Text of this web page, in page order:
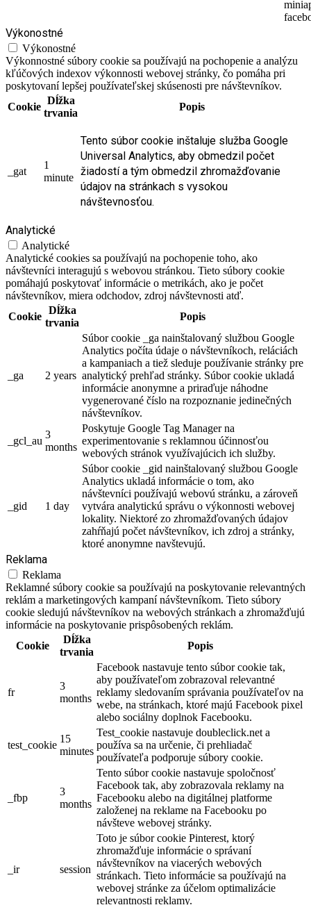
Výkonostné
Výkonostné
Výkonnostné súbory cookie sa používajú na pochopenie a analýzu
kľúčových indexov výkonnosti webovej stránky, čo pomáha pri
poskytovaní lepšej používateľskej skúsenosti pre návštevníkov.
Cookie
Dĺžka
trvania
Popis
_gat
1
minute
Tento súbor cookie inštaluje služba Google
Universal Analytics, aby obmedzil počet
žiadostí a tým obmedzil zhromažďovanie
údajov na stránkach s vysokou
návštevnosťou.
Analytické
Analytické
Analytické cookies sa používajú na pochopenie toho, ako
návštevníci interagujú s webovou stránkou. Tieto súbory cookie
pomáhajú poskytovať informácie o metrikách, ako je počet
návštevníkov, miera odchodov, zdroj návštevnosti atď.
Cookie
Dĺžka
trvania
Popis
_ga 2 years
Súbor cookie _ga nainštalovaný službou Google
Analytics počíta údaje o návštevníkoch, reláciách
a kampaniach a tiež sleduje používanie stránky pre
analytický prehľad stránky. Súbor cookie ukladá
informácie anonymne a priraďuje náhodne
vygenerované číslo na rozpoznanie jedinečných
návštevníkov.
_gcl_au
3
months
Poskytuje Google Tag Manager na
experimentovanie s reklamnou účinnosťou
webových stránok využívajúcich ich služby.
_gid 1 day
Súbor cookie _gid nainštalovaný službou Google
Analytics ukladá informácie o tom, ako
návštevníci používajú webovú stránku, a zároveň
vytvára analytickú správu o výkonnosti webovej
lokality. Niektoré zo zhromažďovaných údajov
zahŕňajú počet návštevníkov, ich zdroj a stránky,
ktoré anonymne navštevujú.
Reklama
Reklama
Reklamné súbory cookie sa používajú na poskytovanie relevantných
reklám a marketingových kampaní návštevníkom. Tieto súbory
cookie sledujú návštevníkov na webových stránkach a zhromažďujú
informácie na poskytovanie prispôsobených reklám.
Cookie
Dĺžka
trvania
Popis
fr
3
months
Facebook nastavuje tento súbor cookie tak,
aby používateľom zobrazoval relevantné
reklamy sledovaním správania používateľov na
webe, na stránkach, ktoré majú Facebook pixel
alebo sociálny doplnok Facebooku.
test_cookie
15
minutes
Test_cookie nastavuje doubleclick.net a
používa sa na určenie, či prehliadač
používateľa podporuje súbory cookie.
_fbp
3
months
Tento súbor cookie nastavuje spoločnosť
Facebook tak, aby zobrazovala reklamy na
Facebooku alebo na digitálnej platforme
založenej na reklame na Facebooku po
návšteve webovej stránky.
_ir session
Toto je súbor cookie Pinterest, ktorý
zhromažďuje informácie o správaní
návštevníkov na viacerých webových
stránkach. Tieto informácie sa používajú na
webovej stránke za účelom optimalizácie
relevantnosti reklamy.